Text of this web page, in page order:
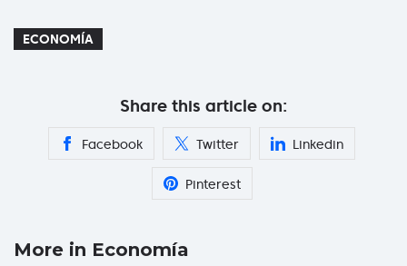
ECONOMÍA
Share this article on:
Facebook Twitter Linkedin
Pinterest
More in Economía